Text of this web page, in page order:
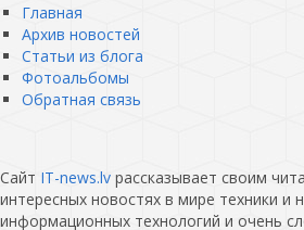
Главная
Архив новостей
Статьи из блога
Фотоальбомы
Обратная связь
Сайт IT-news.lv рассказывает своим
интересных новостях в мире техники и
информационных технологий и очень